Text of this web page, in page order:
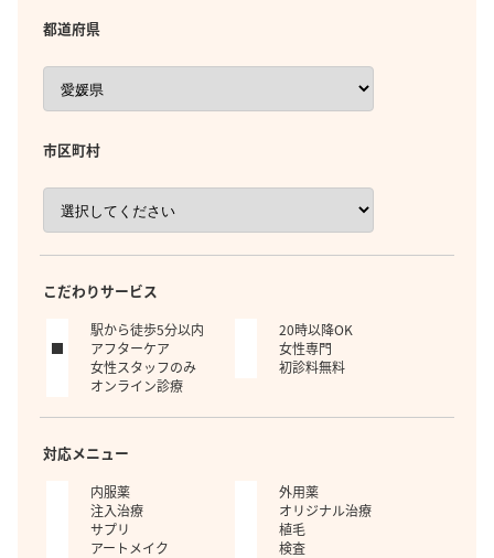
都道府県
市区町村
こだわりサービス
駅から徒歩5分以内
20時以降OK
アフターケア
女性専門
女性スタッフのみ
初診料無料
オンライン診療
対応メニュー
内服薬
外用薬
注入治療
オリジナル治療
サプリ
植毛
アートメイク
検査